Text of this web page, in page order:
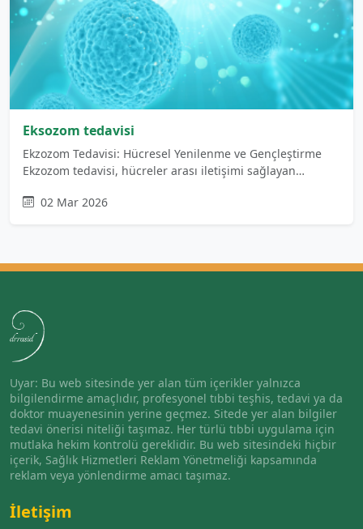
Eksozom tedavisi
Ekzozom Tedavisi: Hücresel Yenilenme ve Gençleştirme
Ekzozom tedavisi, hücreler arası iletişimi sağlayan…
02 Mar 2026
Uyar: Bu web sitesinde yer alan tüm içerikler yalnızca
bilgilendirme amaçlıdır, profesyonel tıbbi teşhis, tedavi ya da
doktor muayenesinin yerine geçmez. Sitede yer alan bilgiler
tedavi önerisi niteliği taşımaz. Her türlü tıbbi uygulama için
mutlaka hekim kontrolü gereklidir. Bu web sitesindeki hiçbir
içerik, Sağlık Hizmetleri Reklam Yönetmeliği kapsamında
reklam veya yönlendirme amacı taşımaz.
İletişim